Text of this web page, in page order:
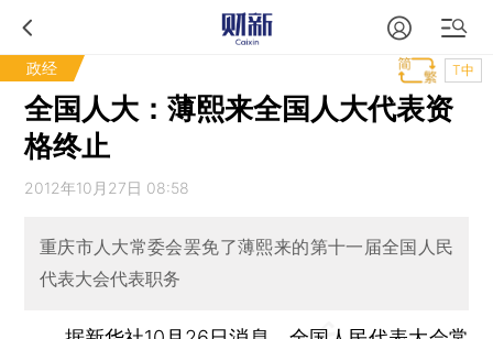
政经 T中
全国人大：薄熙来全国人大代表资
格终止
2012年10月27日 08:58
重庆市人大常委会罢免了薄熙来的第十一届全国人民
代表大会代表职务